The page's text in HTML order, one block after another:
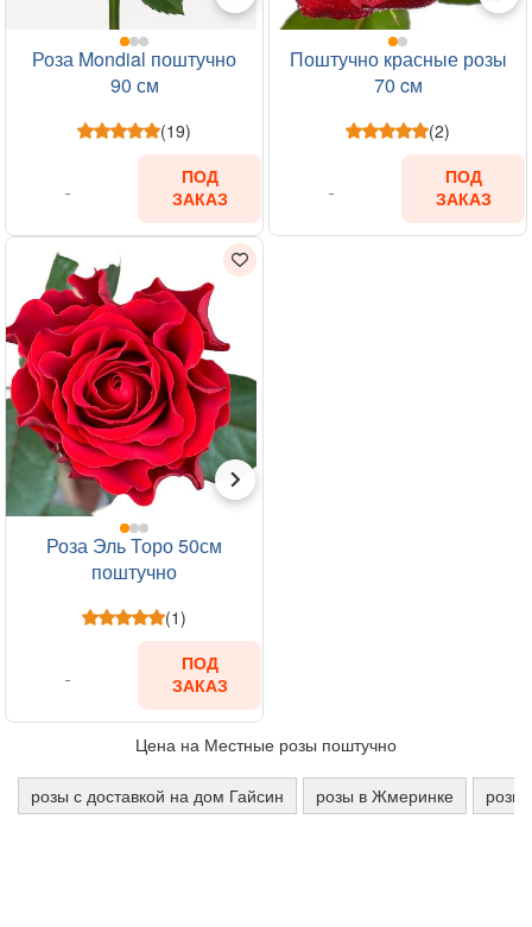
Роза Mondial поштучно
90 см
(19)
ПОД
ЗАКАЗ
Поштучно красные розы
70 cм
(2)
ПОД
ЗАКАЗ
Роза Эль Торо 50см
поштучно
(1)
ПОД
ЗАКАЗ
Цена на Местные розы поштучно
розы с доставкой на дом Гайсин розы в Жмеринке розы